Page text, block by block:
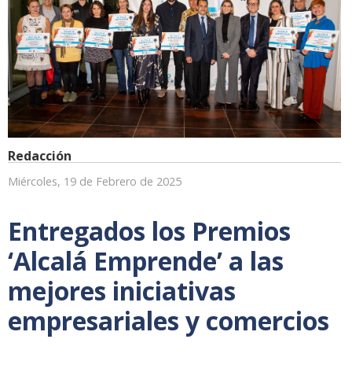
Redacción
Miércoles, 19 de Febrero de 2025
Entregados los Premios
‘Alcalá Emprende’ a las
mejores iniciativas
empresariales y comercios